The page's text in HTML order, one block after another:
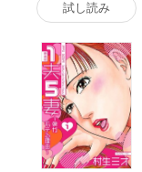
試し読み